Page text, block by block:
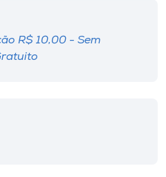
R$ 10,00 - Sem